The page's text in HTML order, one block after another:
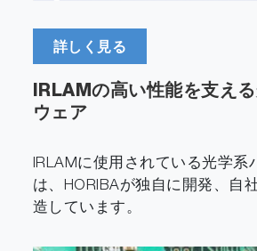
IRLAMの高い性能を支え
ウェア
IRLAMに使用されている光学系
は、HORIBAが独自に開発、自
造しています。
詳しく見る